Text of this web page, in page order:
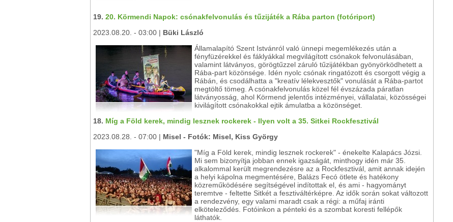
19. 20. Körmendi Napok: csónakfelvonulás és tűzijáték a Rába parton (fotóriport)
2023.08.20. - 03:00 | Büki László
Államalapító Szent Istvánról való ünnepi megemlékezés után a
fényfüzérekkel és fáklyákkal megvilágított csónakok felvonulásában,
valamint látványos, görögtűzzel záruló tűzijátékban gyönyörködhetett a
Rába-part közönsége. Idén nyolc csónak ringatózott és csorgott végig a
Rábán, és csodálhatta a "kreatív lélekvesztők" vonulását a Rába-partot
megtöltő tömeg. A csónakfelvonulás közel fél évszázada páratlan
látványosság, ahol Körmend jelentős intézményei, vállalatai, közösségei
kivilágít́ott csónakokkal ejtik ámulatba a közönséget.
18. Míg a Föld kerek, mindig lesznek rockerek - Ilyen volt a 35. Sitkei Rockfesztivál
2023.08.28. - 07:00 | Misel - Fotók: Misel, Kiss György
"Míg a Föld kerek, mindig lesznek rockerek" - énekelte Kalapács Józsi.
Mi sem bizonyítja jobban ennek igazságát, minthogy idén már 35.
alkalommal került megrendezésre az a Rockfesztivál, amit annak idején
a helyi kápolna megmentésére, Balázs Fecó ötlete és hatékony
közreműködésére segítségével indítottak el, és ami - hagyományt
teremtve - feltette Sitkét a fesztiváltérképre. Az idők során sokat változott
a rendezvény, egy valami maradt csak a régi: a műfaj iránti
elköteleződés. Fotóinkon a pénteki és a szombat koresti fellépők
láthatók.